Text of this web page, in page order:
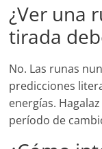
¿Ver una
tirada
No. Las runas
predicciones
energías.
período de